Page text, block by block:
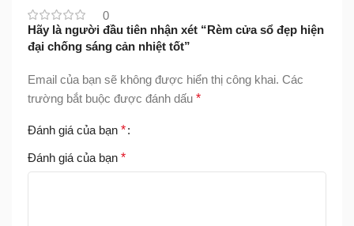
0
Hãy là người đầu tiên nhận xét “Rèm cửa sổ đẹp hiện
đại chống sáng cản nhiệt tốt”
Email của bạn sẽ không được hiển thị công khai. Các
trường bắt buộc được đánh dấu *
Đánh giá của bạn *
Đánh giá của bạn *